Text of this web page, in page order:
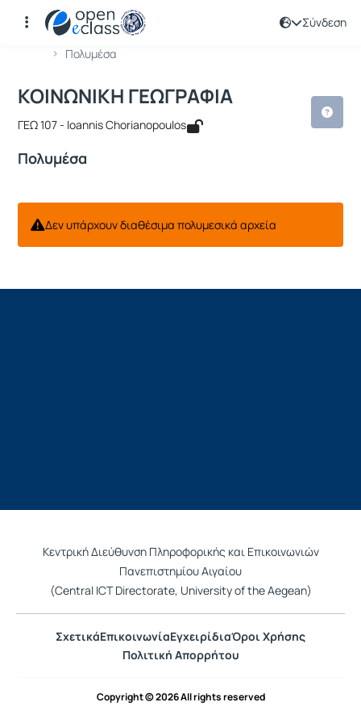
Σύνδεση
Αρχική Σελίδα
Πολυμέσα
Μάθημα : ΚΟΙΝΩΝΙΚΗ ΓΕΩΓΡΑΦΙΑ
Κωδικός : GEO129
ΚΟΙΝΩΝΙΚΗ ΓΕΩΓΡΑΦΙΑ
ΓΕΩ 107 - Ioannis Chorianopoulos
Πολυμέσα
Δεν υπάρχουν διαθέσιμα πολυμεσικά αρχεία
Κεντρική Διεύθυνση Πληροφορικής και Επικοινωνιών
Πανεπιστημίου Αιγαίου
(Central ICT Directorate, University of the Aegean)
ΣχετικάΕπικοινωνίαΕγχειρίδιαΌροι Χρήσης
Πολιτική Απορρήτου
Copyright © 2026 All rights reserved